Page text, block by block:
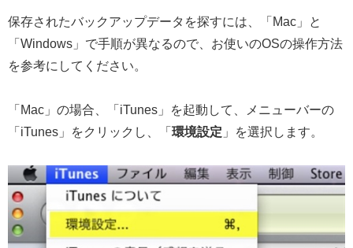
保存されたバックアップデータを探すには、「Mac」と
「Windows」で手順が異なるので、お使いのOSの操作方法
を参考にしてください。
「Mac」の場合、「iTunes」を起動して、メニューバーの
「iTunes」をクリックし、「 環境設定 」を選択します。